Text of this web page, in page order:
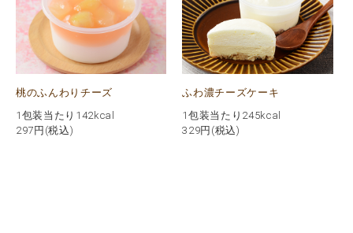
桃のふんわりチーズ
1包装当たり142kcal
297 円(税込)
ふわ濃チーズケーキ
1包装当たり245kcal
329円(税込)